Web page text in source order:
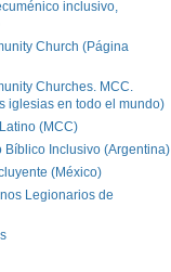
inclusivo,
Church (Página
Churches. MCC.
iglesias en todo el mundo)
(MCC)
Bíblico Inclusivo (Argentina)
(México)
Legionarios de